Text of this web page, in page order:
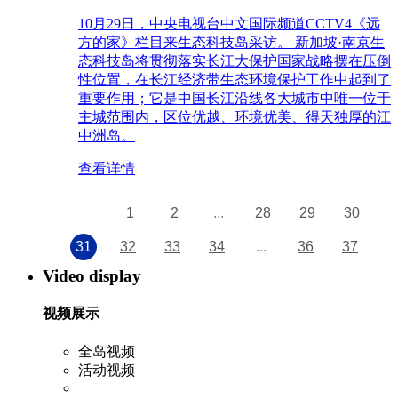
10月29日，中央电视台中文国际频道CCTV4《远
方的家》栏目来生态科技岛采访。 新加坡·南京生
态科技岛将贯彻落实长江大保护国家战略摆在压倒
性位置，在长江经济带生态环境保护工作中起到了
重要作用；它是中国长江沿线各大城市中唯一位于
主城范围内，区位优越、环境优美、得天独厚的江
中洲岛。
查看详情
1 2 ... 28 29 30
31 32 33 34 ... 36 37
Video display
视频展示
全岛视频
活动视频